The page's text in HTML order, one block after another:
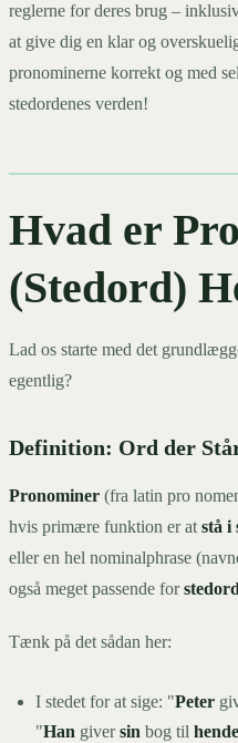
reglerne for deres brug –
at give dig en klar og
pronominerne korrekt og med
stedordenes verden!
Hvad er
(Stedord)
Lad os starte med det
egentlig?
Definition: Ord der
Pronominer (fra latin pro
hvis primære funktion er at stå i
eller en hel nominalphrase
også meget passende forstedord
Tænk på det sådan her:
I stedet for at sige: "Peter
"Han giversin bog til hende